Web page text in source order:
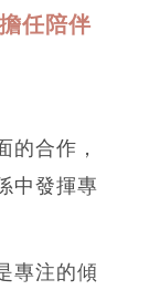
任陪伴
的合作，
中發揮專
專注的傾